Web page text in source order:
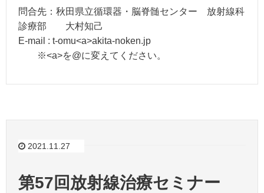
問合先：秋田県立循環器・脳脊髄センター 放射線科
診療部 大村知己
E-mail : t-omu<a>akita-noken.jp
※<a>を@に変えてください。
2021.11.27
第57回放射線治療セミナー